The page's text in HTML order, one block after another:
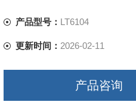
产品型号： LT6104
更新时间： 2026-02-11
产品咨询